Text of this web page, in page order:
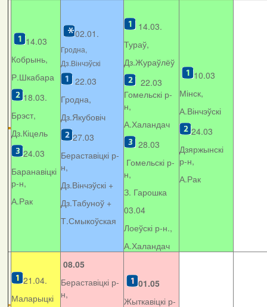
14.03
Кобрынь,
Р.Шкабара
18.03.
Брэст,
Дз.Кіцель
24.03
Баранавіцкі
р-н,
А.Рак
02.01.
Гродна,
Дз.Вінчэўскі
22.03
Гродна,
Дз.Якубовіч
27.03
Бераставіцкі р-
н,
Дз.Вінчэўскі +
Дз.Табуноў +
Т.Смыкоўская
14.03.
Тураў,
Дз.Жураўлёў
22.03
Гомельскі р-
н,
А.Халандач
28.03
Гомельскі р-
н,
З. Гарошка
03.04
Лоеўскі р-н.,
А.Халандач
10.03
Мінск,
А.Вінчэўскі
24.03
Дзяржынскі
р-н,
А.Рак
21.04.
Маларыцкі
08.05
Бераставіцкі р-
н,
01.05
Жыткавіцкі р-